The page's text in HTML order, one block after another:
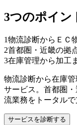
3つのポイン
1物流診断からＥＣ
2首都圏・近畿の拠
3在庫管理から加工
物流診断から在庫
サービス。首都圏
流業務をトータルで
サービスを診断する